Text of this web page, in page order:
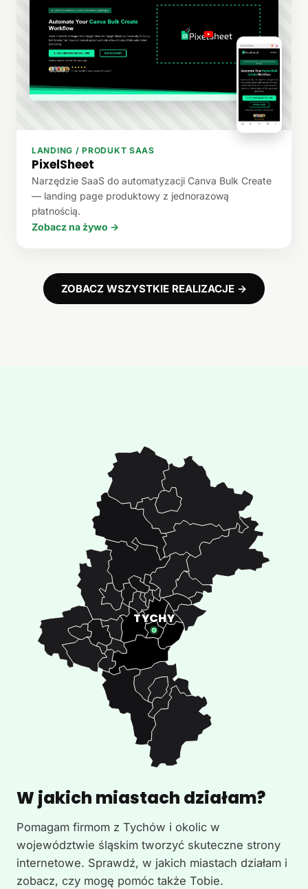
LANDING / PRODUKT SAAS
PixelSheet
Narzędzie SaaS do automatyzacji Canva Bulk Create
— landing page produktowy z jednorazową
płatnością.
Zobacz na żywo →
ZOBACZ WSZYSTKIE REALIZACJE →
W jakich miastach działam?
Pomagam firmom z Tychów i okolic w
województwie śląskim tworzyć skuteczne strony
internetowe. Sprawdź, w jakich miastach działam i
zobacz, czy mogę pomóc także Tobie.